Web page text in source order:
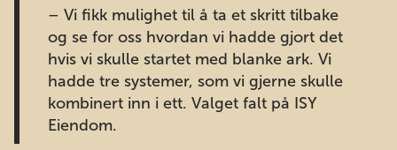
– Vi fikk mulighet til å ta et skritt tilbake
og se for oss hvordan vi hadde gjort det
hvis vi skulle startet med blanke ark. Vi
hadde tre systemer, som vi gjerne skulle
kombinert inn i ett. Valget falt på ISY
Eiendom.